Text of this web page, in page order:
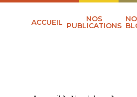
ACCUEIL NOS
PUBLICATIONS